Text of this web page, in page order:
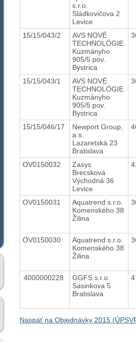
s.r.o.
Sládkovičova 2
Levice
15/15/043/2
AVS NOVÉ
TECHNOLÓGIE
Kuzmányho
905/5 pov.
Bystrica
15/15/043/1
AVS NOVÉ
TECHNOLÓGIE
Kuzmányho
905/5 pov.
Bystrica
15/15/046/17
Newport Group,
a.s.
Lazaretská 23
Bratislava
OV0150032
Zasys
Brecsková
Východná 36
Levice
OV0150031
Aquatrend s.r.o.
Komenského 38
Žilina
OV0150030
Aquatrend s.r.o.
Komenského 38
Žilina
4000000228
GGFS s.r.o.
Sasinkova 5
Bratislava
Naspäť na Objednávky 2015